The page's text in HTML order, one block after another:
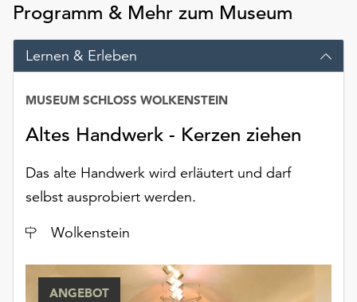
Ende
der
Seite
die
Schaltfläche
„Cookie-
Einstellungen“
zur
Verfügung.
Funktionale
Cookies
auch
Einverständnis
Programm & Mehr zum Museum
Lernen & Erleben
Altes Handwerk - Kerzen ziehen
MUSEUM SCHLOSS WOLKENSTEIN
Das alte Handwerk wird erläutert und darf
selbst ausprobiert werden.
Ort
Wolkenstein
ANGEBOT